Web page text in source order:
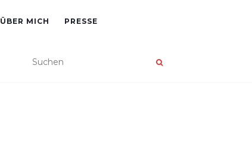
ÜBER MICH PRESSE